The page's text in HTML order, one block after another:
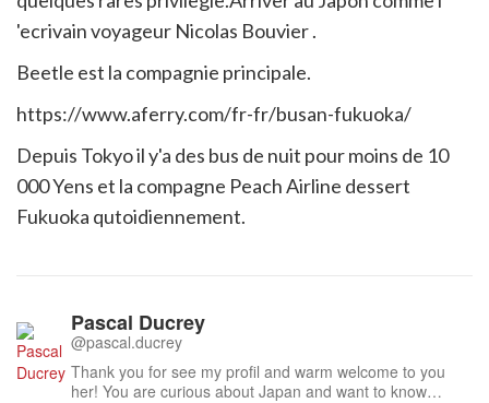
'ecrivain voyageur Nicolas Bouvier .
Beetle est la compagnie principale.
https://www.aferry.com/fr-fr/busan-fukuoka/
Depuis Tokyo il y'a des bus de nuit pour moins de 10
000 Yens et la compagne Peach Airline dessert
Fukuoka qutoidiennement.
Pascal Ducrey
@pascal.ducrey
Thank you for see my profil and warm welcome to you
her! You are curious about Japan and want to know